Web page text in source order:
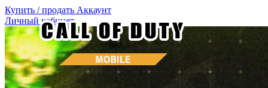
Купить / продать Аккаунт
Личный кабинет